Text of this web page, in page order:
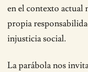
en el contexto actual
propia
injusticia social.
La parábola nos